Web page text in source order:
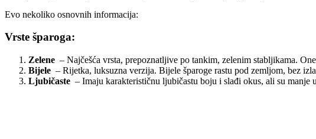
Evo nekoliko osnovnih informacija:
Vrste šparoga:
Zelene – Najčešća vrsta, prepoznatljive po tankim, zelenim stabljikama.
Bijele – Rijetka, luksuzna verzija. Bijele šparoge rastu pod zemljom, bez
Ljubičaste – Imaju karakterističnu ljubičastu boju i slađi okus, ali su manje